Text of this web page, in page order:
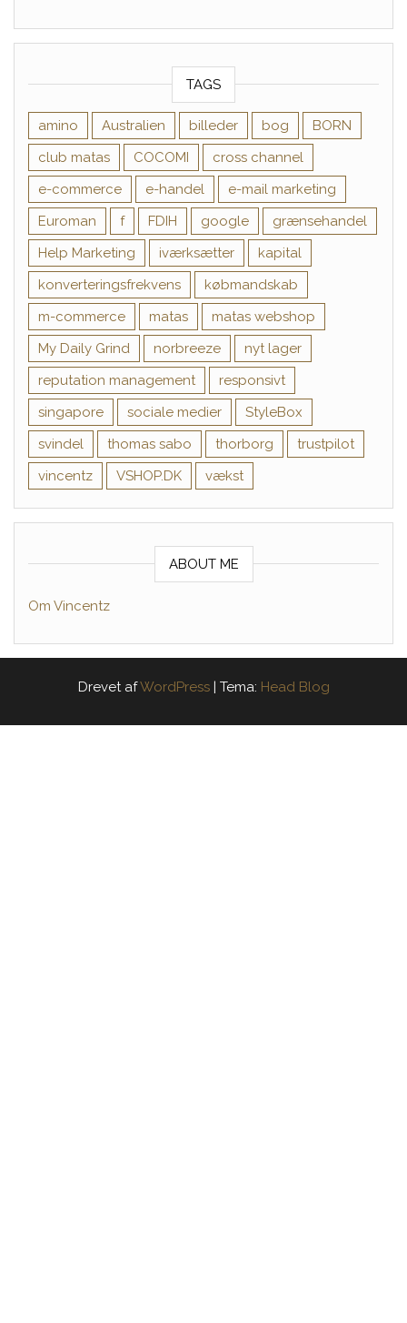
TAGS
amino Australien billeder bog
BORN
club matas
COCOMI
cross channel
e-commerce
e-handel
e-mail marketing
Euroman
f FDIH google
grænsehandel
Help Marketing
iværksætter
kapital
konverteringsfrekvens
købmandskab
m-commerce
matas
matas webshop
My Daily Grind
norbreeze
nyt lager
reputation management
responsivt
singapore
sociale medier
StyleBox
svindel
thomas sabo thorborg
trustpilot
vincentz
VSHOP.DK vækst
ABOUT ME
Om Vincentz
Drevet afWordPress | Tema: Head Blog